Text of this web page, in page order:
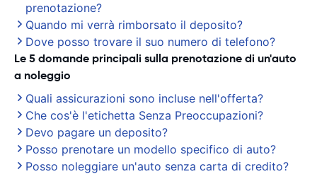
prenotazione?
Quando mi verrà rimborsato il deposito?
Dove posso trovare il suo numero di telefono?
Le 5 domande principali sulla prenotazione di un'auto
a noleggio
Quali assicurazioni sono incluse nell'offerta?
Che cos'è l'etichetta Senza Preoccupazioni?
Devo pagare un deposito?
Posso prenotare un modello specifico di auto?
Posso noleggiare un'auto senza carta di credito?